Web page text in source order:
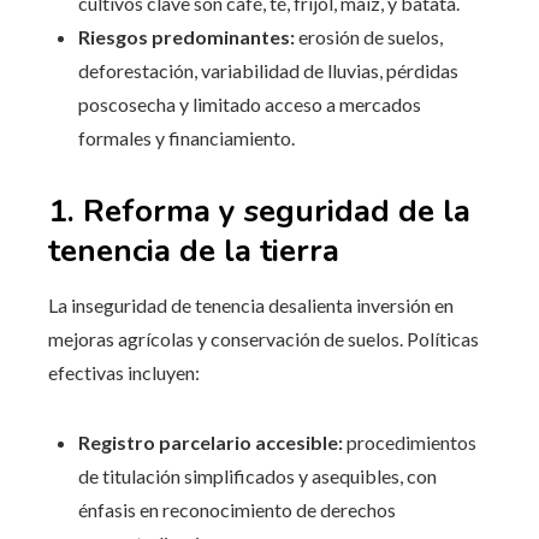
Riesgos predominantes:erosión de suelos,
deforestación, variabilidad de lluvias, pérdidas
poscosecha y limitado acceso a mercados
formales y financiamiento.
1. Reforma y seguridad de la
tenencia de la tierra
La inseguridad de tenencia desalienta inversión en
mejoras agrícolas y conservación de suelos. Políticas
efectivas incluyen:
Registro parcelario accesible:procedimientos
de titulación simplificados y asequibles, con
énfasis en reconocimiento de derechos